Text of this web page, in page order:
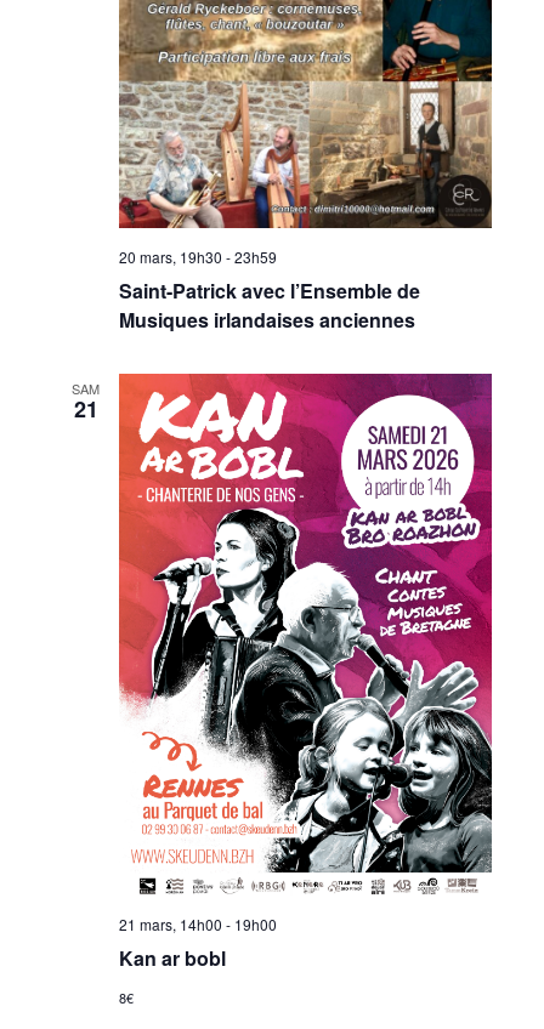
20 mars, 19h30 -23h59
Saint-Patrick avec l’Ensemble de
Musiques irlandaises anciennes
SAM
21
21 mars, 14h00 - 19h00
Kan ar bobl
8€